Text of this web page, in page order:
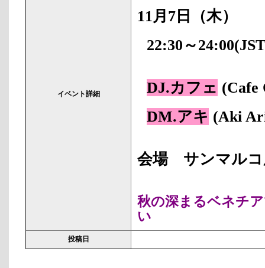
イベント詳細
11月7日（木）
22:30～
DJ.カフェ (Cafe
DM.アキ (Aki
会場 サンマルコ
秋の深まるベネチ
い
投稿日